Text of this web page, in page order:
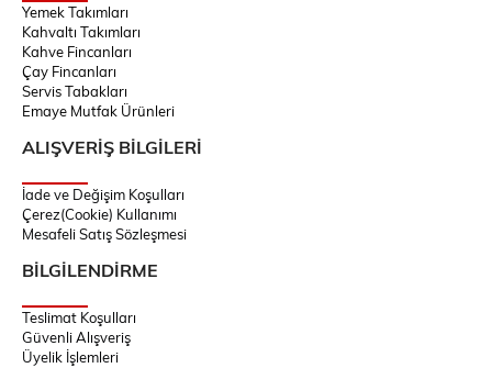
Yemek Takımları
Kahvaltı Takımları
Kahve Fincanları
Çay Fincanları
Servis Tabakları
Emaye Mutfak Ürünleri
ALIŞVERİŞ BİLGİLERİ
İade ve Değişim Koşulları
Çerez(Cookie) Kullanımı
Mesafeli Satış Sözleşmesi
BİLGİLENDİRME
Teslimat Koşulları
Güvenli Alışveriş
Üyelik İşlemleri